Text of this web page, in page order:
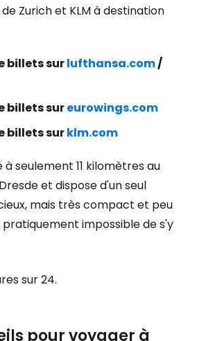
Zurich et KLM à destination
billets surlufthansa.com/
billets sureurowings.com
billets surklm.com
seulement 11 kilomètres au
et dispose d'un seul
mais très compact et peu
impossible de s'y
sur 24.
pour voyager à